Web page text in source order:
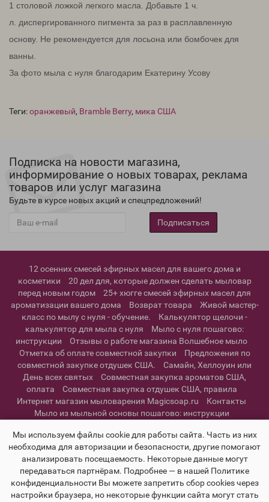
1 столовой ложкой легкого масла. Добавьте 1 ч.
л. диспергированного пигмента за раз в расплавленную
основу. Не рекомендуется для лосьона или бомбочек для
ванны.
За фото мыла с нуля благодарим Екатерину Усову
Теги:оранжевый, Bramble Berry, мика США
Подписка на новости магазина,
информирование о новых товарах, реклама
товаров или услуг магазина
Будьте в курсе новых акций и спецпредложений!
Подписаться
12 осенних смесей эфирных масел для вашего дома и
косметики
20 дел для, которые должен сделать мыловар
перед новым годом
25+ хюгге смесей эфирных масел для
ароматизации вашего дома
Возврат товара
Живой мастер-
класс по мылу с нуля - обучение.
Калькулятор щелочи -
калькулятор для мыла с нуля
Мыло с нуля пошагово:
инструкции
Отзывы о работе магазина Волшебное мыло
Отметка об оплате совместной закупки
Предложения по
совместной закупке отдушек США.
Самайн, Хеллоуин или
День всех святых
Совместная закупка ароматов США,
оплата
Совместная закупка отдушек США, правила
Интернет магазин мыловарения Magicsoap.ru
Контакты
Мыло из мыльной основы пошагово: инструкции
пользовательское соглашение
Мы используем файлы cookie для работы сайта. Часть из них
необходима для авторизации и безопасности, другие помогают
анализировать посещаемость. Некоторые данные могут
передаваться партнёрам. Подробнее — в нашей Политике
конфиденциальности Вы можете запретить сбор cookies через
настройки браузера, но некоторые функции сайта могут стать